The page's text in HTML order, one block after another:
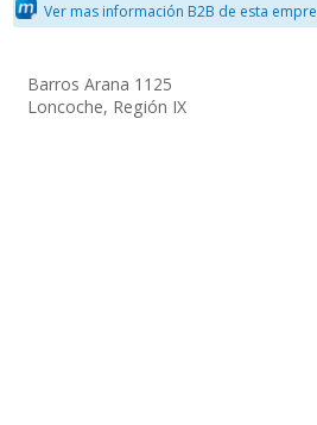
Ver mas información B2B de esta
Barros Arana 1125
Loncoche, Región IX